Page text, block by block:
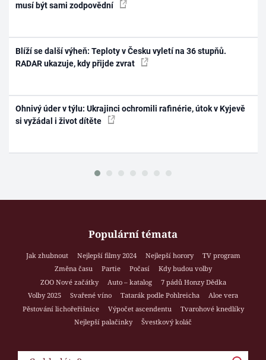
musí být sami zodpovědní
Blíží se další výheň: Teploty v Česku vyletí na 36 stupňů.
RADAR ukazuje, kdy přijde zvrat
Ohnivý úder v týlu: Ukrajinci ochromili rafinérie, útok v Kyjevě
si vyžádal i život dítěte
Populární témata
Jak zhubnout Nejlepší filmy 2024 Nejlepší horory
TV program
Změna času
Partie Počasí
Kdy budou volby
ZOO Nové začátky
Auto – katalog
7 pádů Honzy Dědka
Volby 2025
Svařené víno Tatarák podle Pohlreicha
Aloe vera
Pěstování lichořeřišnice
Výpočet ascendentu
Tvarohové knedlíky
Nejlepší palačinky
Švestkový koláč